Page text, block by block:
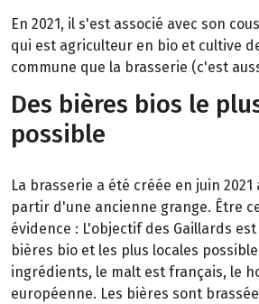
En 2021, il s'est associé avec son
qui est agriculteur en bio et cultive
commune que la brasserie (c'est
Des bières bios le
possible
La brasserie a été créée en juin 2021
partir d'une ancienne grange. Être
évidence : L'objectif des Gaillards
bières bio et les plus locales
ingrédients, le malt est français, le
européenne. Les bières sont